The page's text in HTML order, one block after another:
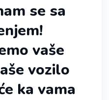
se sa
vaše
vozilo
ka vama